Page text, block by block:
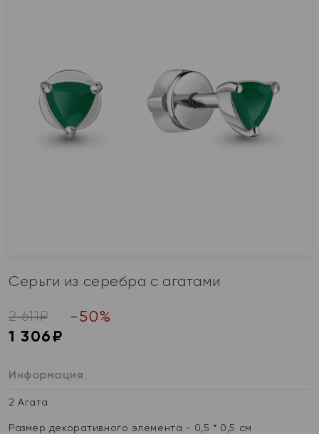
Серьги из серебра с агатами
2 611₽ -50%
1 306₽
Информация
2 Агата
Размер декоративного элемента - 0,5 * 0,5 см